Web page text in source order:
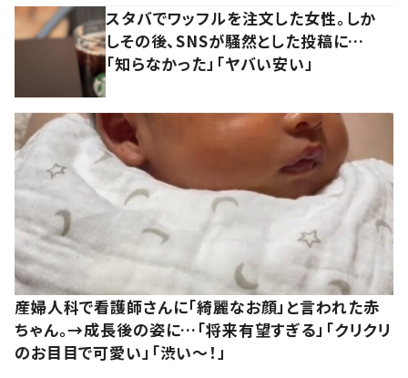
スタバでワッフルを注文した女性。しか
しその後、SNSが騒然とした投稿に…
「知らなかった」「ヤバい安い」
産婦人科で看護師さんに「綺麗なお顔」と言われた赤
ちゃん。→成長後の姿に…「将来有望すぎる」「クリクリ
のお目目で可愛い」「渋い～！」